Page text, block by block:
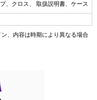
プ、クロス、 取扱説明書、ケース
、内容は時期により異なる場合